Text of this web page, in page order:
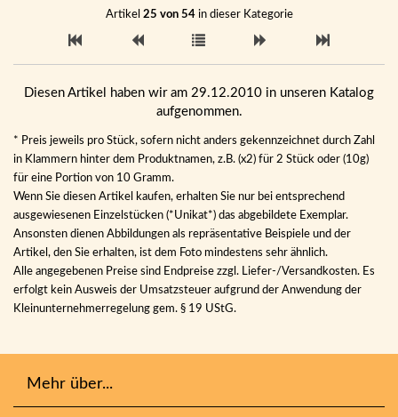
Artikel 25 von 54in dieser Kategorie
Diesen Artikel haben wir am 29.12.2010 in unseren Katalog
aufgenommen.
* Preis jeweils pro Stück, sofern nicht anders gekennzeichnet durch Zahl
in Klammern hinter dem Produktnamen, z.B. (x2) für 2 Stück oder (10g)
für eine Portion von 10 Gramm.
Wenn Sie diesen Artikel kaufen, erhalten Sie nur bei entsprechend
ausgewiesenen Einzelstücken (*Unikat*) das abgebildete Exemplar.
Ansonsten dienen Abbildungen als repräsentative Beispiele und der
Artikel, den Sie erhalten, ist dem Foto mindestens sehr ähnlich.
Alle angegebenen Preise sind Endpreise zzgl. Liefer-/Versandkosten. Es
erfolgt kein Ausweis der Umsatzsteuer aufgrund der Anwendung der
Kleinunternehmerregelung gem. § 19 UStG.
Mehr über...